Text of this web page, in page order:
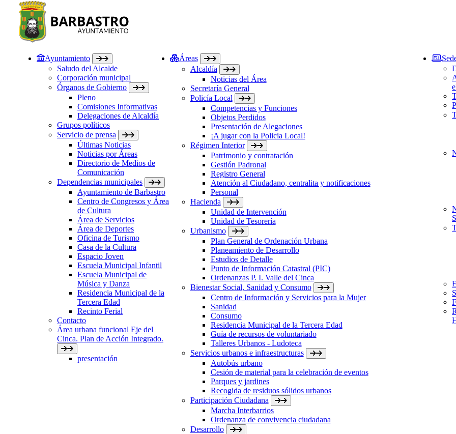
Ayuntamiento
Saludo del Alcalde
Corporación municipal
Órganos de Gobierno
Pleno
Comisiones Informativas
Delegaciones de Alcaldía
Grupos políticos
Servicio de prensa
Últimas Noticias
Noticias por Áreas
Directorio de Medios de
Comunicación
Dependencias municipales
Ayuntamiento de Barbastro
Centro de Congresos y Área
de Cultura
Área de Servicios
Área de Deportes
Oficina de Turismo
Casa de la Cultura
Espacio Joven
Escuela Municipal Infantil
Escuela Municipal de
Música y Danza
Residencia Municipal de la
Tercera Edad
Recinto Ferial
Contacto
Área urbana funcional Eje del
Cinca. Plan de Acción Integrado.
presentación
Áreas
Alcaldía
Noticias del Área
Secretaría General
Policía Local
Competencias y Funciones
Objetos Perdidos
Presentación de Alegaciones
¡A jugar con la Policia Local!
Régimen Interior
Patrimonio y contratación
Gestión Padronal
Registro General
Atención al Ciudadano, centralita y notificaciones
Personal
Hacienda
Unidad de Intervención
Unidad de Tesorería
Urbanismo
Plan General de Ordenación Urbana
Planeamiento de Desarrollo
Estudios de Detalle
Punto de Información Catastral (PIC)
Ordenanzas P. I. Valle del Cinca
Bienestar Social, Sanidad y Consumo
Centro de Información y Servicios para la Mujer
Sanidad
Consumo
Residencia Municipal de la Tercera Edad
Guía de recursos de voluntariado
Talleres Urbanos - Ludoteca
Servicios urbanos e infraestructuras
Autobús urbano
Cesión de material para la celebración de eventos
Parques y jardines
Recogida de residuos sólidos urbanos
Participación Ciudadana
Marcha Interbarrios
Ordenanza de convivencia ciudadana
Desarrollo